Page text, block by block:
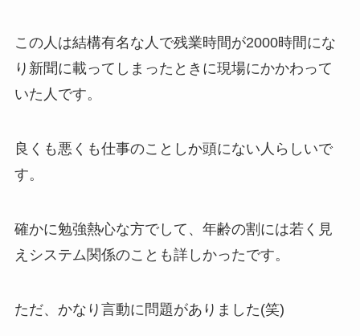
この人は結構有名な人で残業時間が2000時間にな
り新聞に載ってしまったときに現場にかかわって
いた人です。
良くも悪くも仕事のことしか頭にない人らしいで
す。
確かに勉強熱心な方でして、年齢の割には若く見
えシステム関係のことも詳しかったです。
ただ、かなり言動に問題がありました(笑)